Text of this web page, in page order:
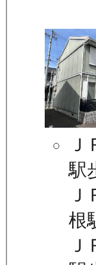
Ｊ
駅
根